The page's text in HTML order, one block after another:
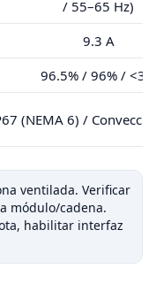
/ 55–65 Hz)
9.3 A
96.5% / 96% / <3%
(NEMA 6) /
ventilada. Verificar
módulo/cadena.
habilitar interfaz